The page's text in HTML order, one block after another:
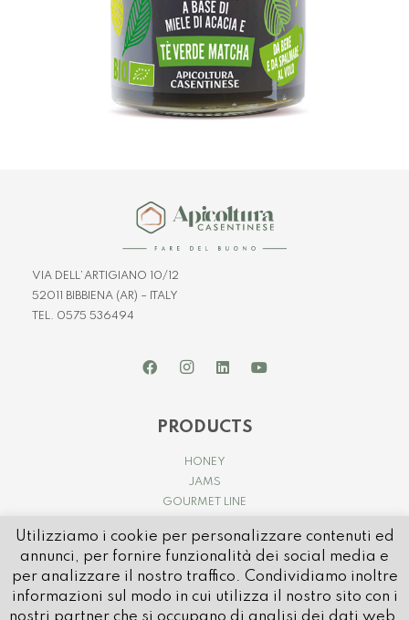
VIA DELL’ARTIGIANO 10/12
52011 BIBBIENA (AR) – ITALY
TEL. 0575 536494
PRODUCTS
HONEY
JAMS
GOURMET LINE
Utilizziamo i cookie per personalizzare contenuti ed
annunci, per fornire funzionalità dei social media e
per analizzare il nostro traffico. Condividiamo inoltre
informazioni sul modo in cui utilizza il nostro sito con i